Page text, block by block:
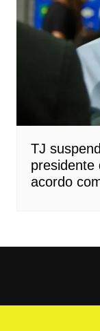
TJ
presidente
acordo